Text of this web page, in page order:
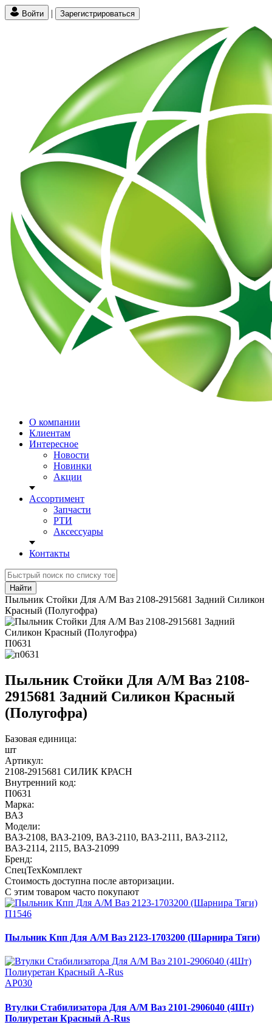
Войти | Зарегистрироваться
О компании
Клиентам
Интересное
Новости
Новинки
Акции
Ассортимент
Запчасти
РТИ
Аксессуары
Контакты
Найти
Пыльник Стойки Для А/М Ваз 2108-2915681 Задний Силикон
Красный (Полугофра)
П0631
Пыльник Стойки Для А/М Ваз 2108-
2915681 Задний Силикон Красный
(Полугофра)
Базовая единица:
шт
Артикул:
2108-2915681 СИЛИК КРАСН
Внутренний код:
П0631
Марка:
ВАЗ
Модели:
ВАЗ-2108, ВАЗ-2109, ВАЗ-2110, ВАЗ-2111 , ВАЗ-2112,
ВАЗ-2114, 2115, ВАЗ-21099
Бренд:
СпецТехКомплект
Стоимость доступна после авторизации.
С этим товаром часто покупают
П1546
Пыльник Кпп Для А/М Ваз 2123-1703200 (Шарнира Тяги)
АР030
Втулки Стабилизатора Для А/М Ваз 2101-2906040 (4Шт)
Полиуретан Красный A-Rus